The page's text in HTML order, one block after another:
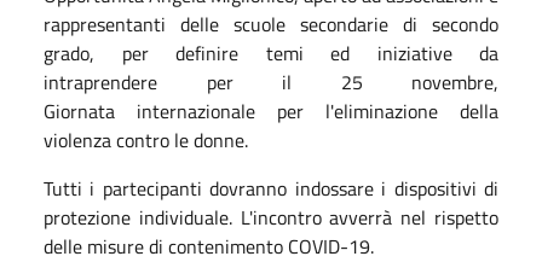
rappresentanti delle scuole secondarie di secondo
grado, per definire temi ed iniziative da
intraprendere per il 25 novembre,
Giornata internazionale per l'eliminazione della
violenza contro le donne.
Tutti i partecipanti dovranno indossare i dispositivi di
protezione individuale. L'incontro avverrà nel rispetto
delle misure di contenimento COVID-19.